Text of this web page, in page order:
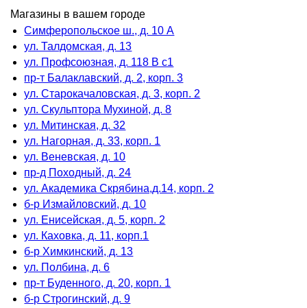
Магазины в вашем городе
Симферопольское ш., д. 10 А
ул. Талдомская, д. 13
ул. Профсоюзная, д. 118 В с1
пр-т Балаклавский, д. 2, корп. 3
ул. Старокачаловская, д. 3, корп. 2
ул. Скульптора Мухиной, д. 8
ул. Митинская, д. 32
ул. Нагорная, д. 33, корп. 1
ул. Веневская, д. 10
пр-д Походный, д. 24
ул. Академика Скрябина,д.14, корп. 2
б-р Измайловский, д. 10
ул. Енисейская, д. 5, корп. 2
ул. Каховка, д. 11, корп.1
б-р Химкинский, д. 13
ул. Полбина, д. 6
пр-т Буденного, д. 20, корп. 1
б-р Строгинский, д. 9